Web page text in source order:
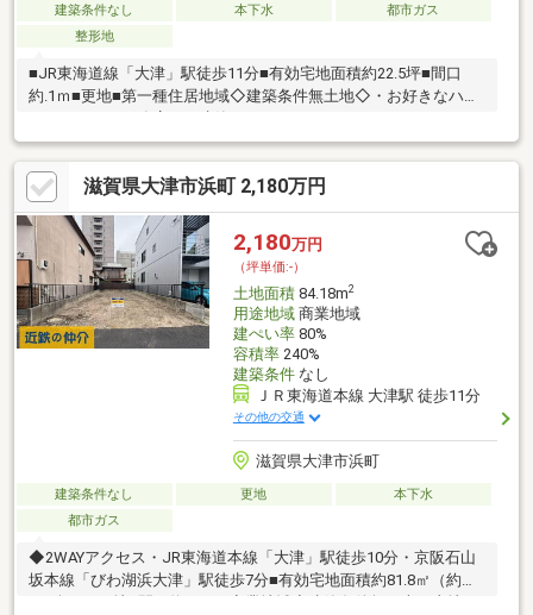
建築条件なし 本下水
都市ガス
整形地
■JR東海道線「大津」駅徒歩11分■有効宅地面積約22.5坪■間口
約.1ｍ■更地■第一種住居地域◇建築条件無土地◇・お好きなハウ
滋賀県大津市浜町 2,180万円
2,180万円
（坪単価:-）
土地面積84.18m2
用途地域商業地域
建ぺい率80%
容積率240%
建築条件なし
ＪＲ東海道本線 大津駅 徒歩11分
その他の交通
滋賀県大津市浜町
建築条件なし 更地
本下水
都市ガス
◆2WAYアクセス・JR東海道本線「大津」駅徒歩10分・京阪石山
坂本線「びわ湖浜大津」駅徒歩7分■有効宅地面積約81.8㎡（約